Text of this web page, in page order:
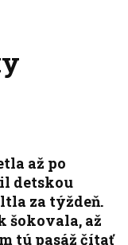
až po
detskou
za týždeň.
šokovala, až
tú pasáž čítať